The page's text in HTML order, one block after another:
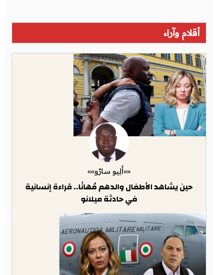
أقلام وآراء
««أَلِيو سارّو»»
حين يشاهد الأطفال والدهم مُهانًا.. قراءة إنسانية
في حادثة ميلانو